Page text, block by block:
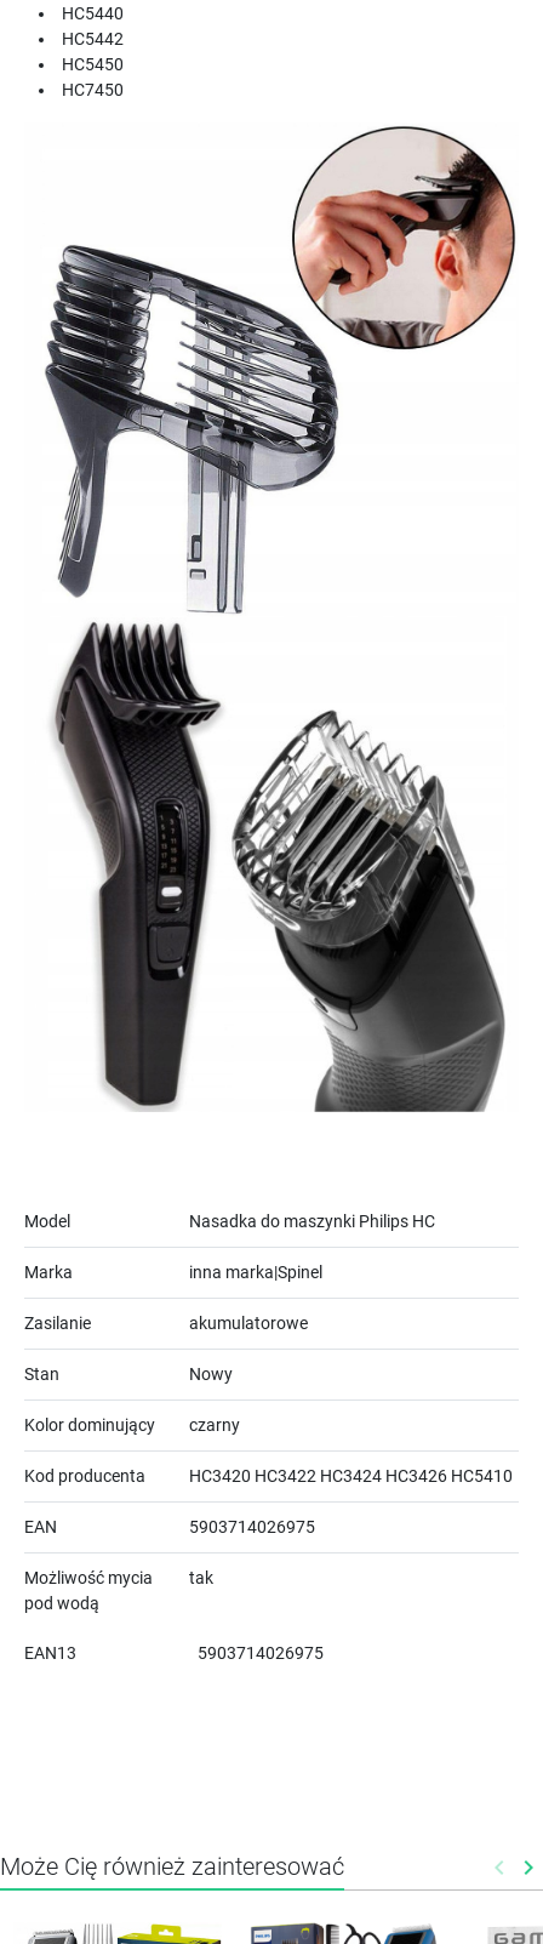
HC5440
HC5442
HC5450
HC7450
Model Nasadka do maszynki Philips HC
Marka inna marka|Spinel
Zasilanie akumulatorowe
Stan Nowy
Kolor dominujący czarny
Kod producenta HC3420 HC3422 HC3424 HC3426 HC5410
EAN 5903714026975
Możliwość mycia
pod wodą
tak
EAN13 5903714026975
Może Cię również zainteresować keyboard_arrow_left keyboard_arrow_right